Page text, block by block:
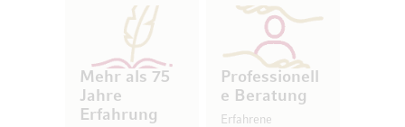
Mehr als 75
Jahre
Erfahrung
Professionell
e Beratung
Erfahrene